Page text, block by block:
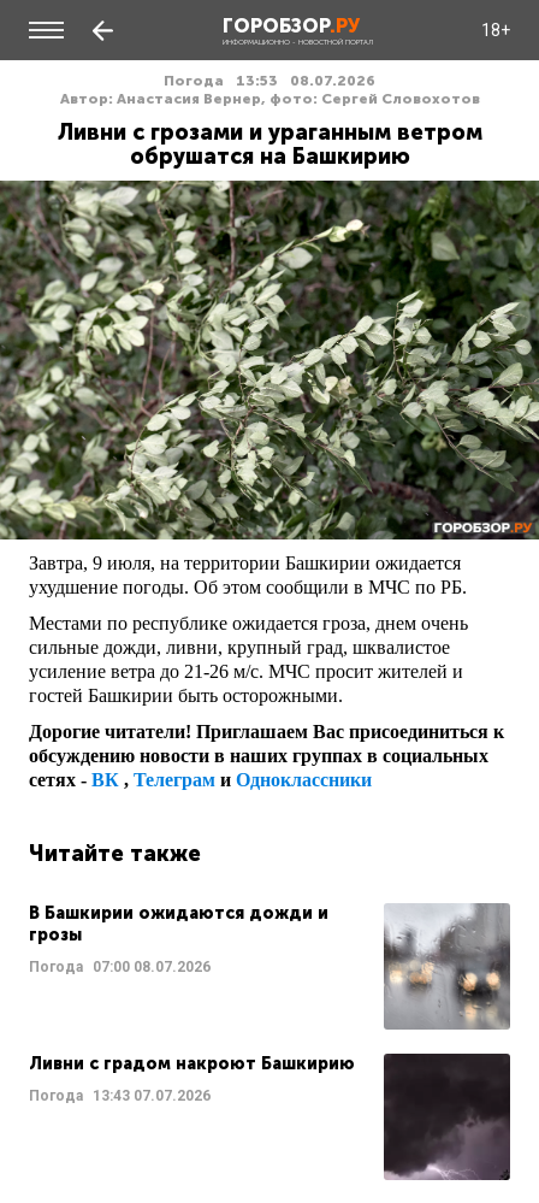
ГОРОБЗОР.РУ
ИНФОРМАЦИОННО - НОВОСТНОЙ ПОРТАЛ
18+
Погода 13:53
08.07.2026
Автор: Анастасия Вернер, фото: Сергей Словохотов
Ливни с грозами и ураганным ветром
обрушатся на Башкирию
Завтра, 9 июля, на территории Башкирии ожидается
ухудшение погоды. Об этом сообщили в МЧС по РБ.
Местами по республике ожидается гроза, днем очень
сильные дожди, ливни, крупный град, шквалистое
усиление ветра до 21-26 м/с. МЧС просит жителей и
гостей Башкирии быть осторожными.
Дорогие читатели! Приглашаем Вас присоединиться к
обсуждению новости в наших группах в социальных
сетях - ВК , Телеграм и Одноклассники
Читайте также
В Башкирии ожидаются дожди и
грозы
Погода 07:00 08.07.2026
Ливни с градом накроют Башкирию
Погода 13:43 07.07.2026